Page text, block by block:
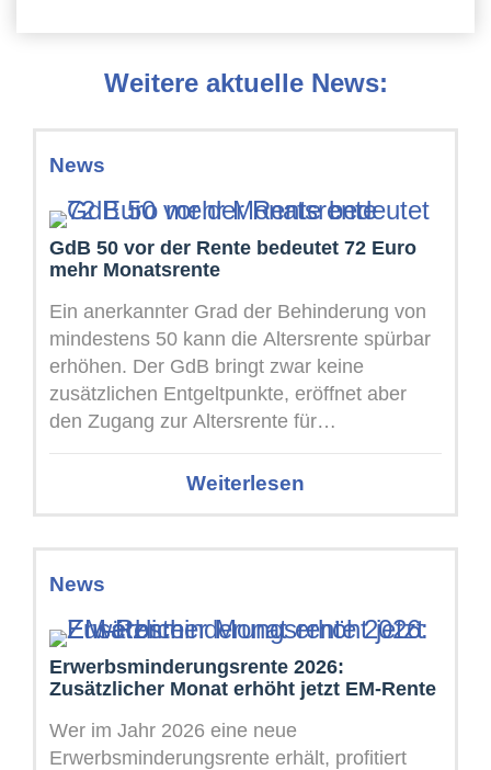
Weitere aktuelle News:
News
GdB 50 vor der Rente bedeutet 72 Euro
mehr Monatsrente
Ein anerkannter Grad der Behinderung von
mindestens 50 kann die Altersrente spürbar
erhöhen. Der GdB bringt zwar keine
zusätzlichen Entgeltpunkte, eröffnet aber
den Zugang zur Altersrente für
schwerbehinderte Menschen. Deren ...
Weiterlesen
News
Erwerbsminderungsrente 2026:
Zusätzlicher Monat erhöht jetzt EM-Rente
Wer im Jahr 2026 eine neue
Erwerbsminderungsrente erhält, profitiert